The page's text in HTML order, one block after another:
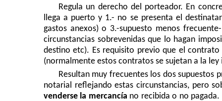
Regula un derecho del porteador. En
llega a puerto y 1.- no se presenta el
gastos anexos) o 3.-supuesto menos
circunstancias sobrevenidas que lo hagan
destino etc). Es requisito previo que el
(normalmente estos contratos se sujetan a la ley
Resultan muy frecuentes los dos
notarial reflejando estas circunstancias, pero
venderse la mercancía no recibida o no